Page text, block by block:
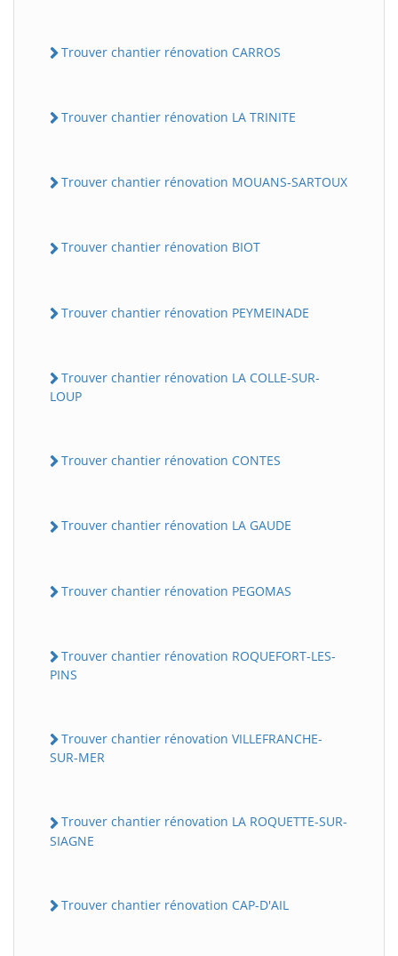
Trouver chantier rénovation CARROS
Trouver chantier rénovation LA TRINITE
Trouver chantier rénovation MOUANS-SARTOUX
Trouver chantier rénovation BIOT
Trouver chantier rénovation PEYMEINADE
Trouver chantier rénovation LA COLLE-SUR-
LOUP
Trouver chantier rénovation CONTES
Trouver chantier rénovation LA GAUDE
Trouver chantier rénovation PEGOMAS
Trouver chantier rénovation ROQUEFORT-LES-
PINS
Trouver chantier rénovation VILLEFRANCHE-
SUR-MER
Trouver chantier rénovation LA ROQUETTE-SUR-
SIAGNE
Trouver chantier rénovation CAP-D'AIL